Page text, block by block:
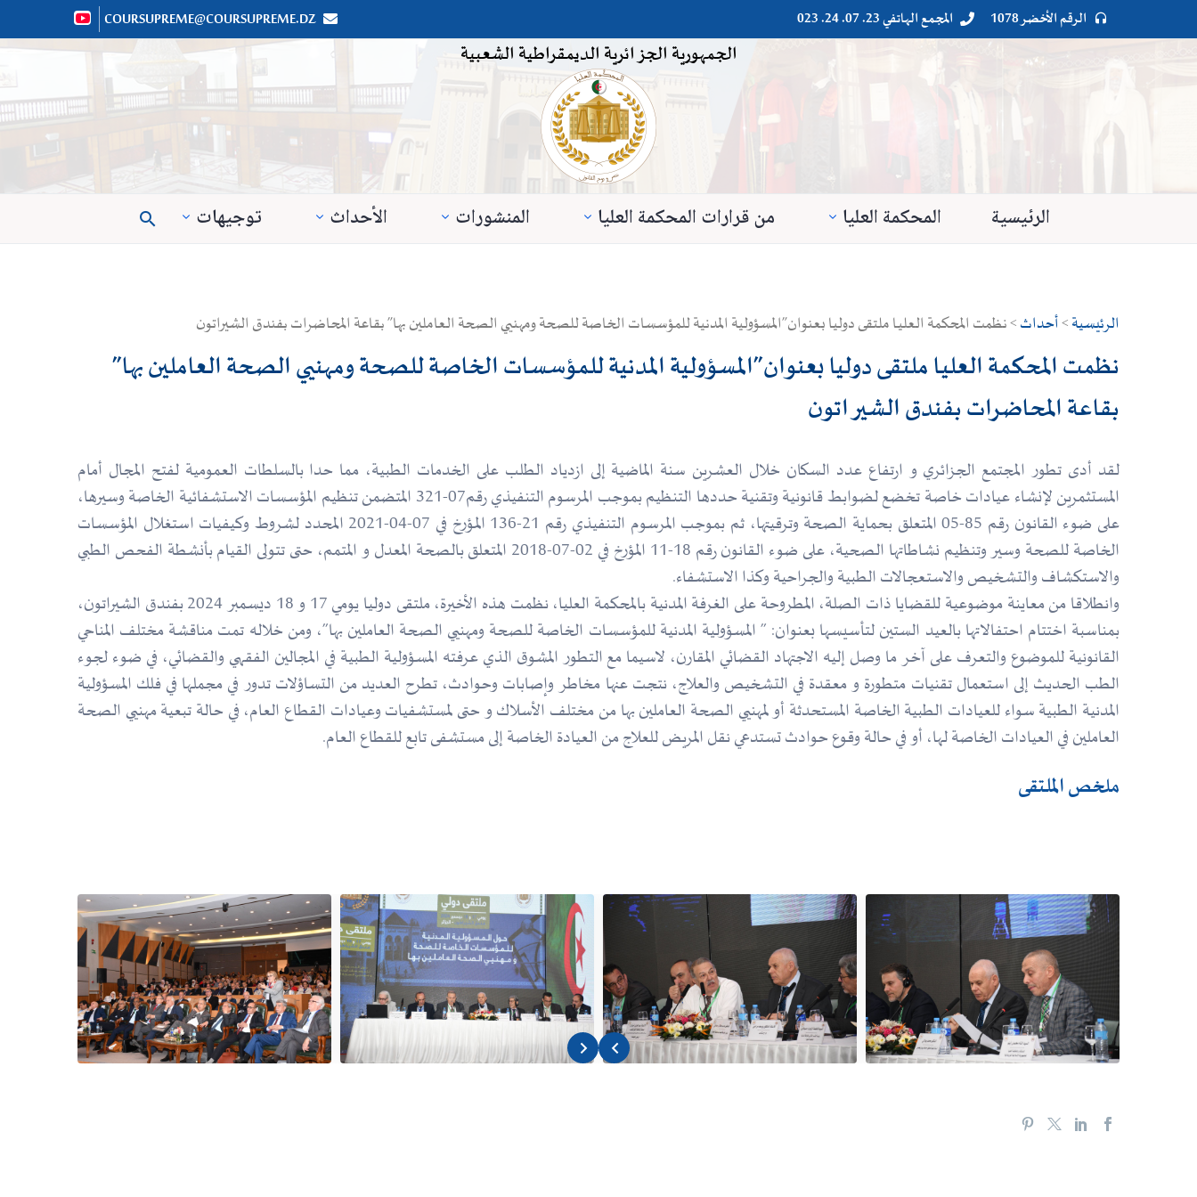

 الرقم الأخضر 1078 
 المجمع الهاتفي 23. 07. 24. 023 

COURSUPREME@COURSUPREME.DZ
الجمهورية الجزائرية الديمقراطية الشعبية
الرئيسية المحكمة العليا من قرارات المحكمة العليا المنشورات الأحداث توجيهات 
الرئيسية>أحداث> نظمت المحكمة العليـا ملتقى دوليا بعنوان”المسؤولية المدنية للمؤسسات الخاصة للصحة ومهنيي الصحة العاملين بها” بقاعة المحاضرات بفندق الشيراتون
نظمت المحكمة العليـا ملتقى دوليا بعنوان”المسؤولية المدنية للمؤسسات الخاصة للصحة ومهنيي الصحة العاملين بها”
بقاعة المحاضرات بفندق الشيراتون
لقد أدى تطور المجتمع الجزائري و ارتفاع عدد السكان خلال العشرين سنة الماضية إلى ازدياد الطلب على الخدمات الطبية، مما حدا بالسلطات العمومية لفتح المجال أمام
المستثمرين لإنشاء عيادات خاصة تخضع لضوابط قانونية وتقنية حددها التنظيم بموجب المرسوم التنفيذي رقم07-321 المتضمن تنظيم المؤسسات الاستشفائية الخاصة وسيرها،
على ضوء القانون رقم 85-05 المتعلق بحماية الصحة وترقيتها، ثم بموجب المرسوم التنفيذي رقم 21-136 المـؤرخ في 07-04-2021 المحدد لشروط وكيفيات استغلال المؤسسات
الخاصة للصحة وسير وتنظيم نشاطاتها الصحية، على ضوء القانون رقم 18-11 المؤرخ في 02-07-2018 المتعلق بالصحة المعدل و المتمم، حتى تتولى القيام بأنشطة الفحص الطبي
والاستكشاف والتشخيص والاستعجالات الطبية والجراحية وكذا الاستشفاء.
وانطلاقا من معاينة موضوعية للقضايا ذات الصلة، المطروحة على الغرفة المدنية بالمحكمة العليا، نظمت هذه الأخيرة، ملتقى دوليا يومي 17 و 18 ديسمبر 2024 بفندق الشيراتون،
بمناسبة اختتام احتفالاتها بالعيد الستين لتأسيسها بعنوان: ” المسؤولية المدنية للمؤسسات الخاصة للصحة ومهنيي الصحة العاملين بها”، ومن خلاله تمت مناقشة مختلف المناحي
القانونية للموضوع والتعرف على آخر ما وصل إليه الاجتهاد القضائي المقارن، لاسيما مع التطور المشوق الذي عرفته المسؤولية الطبية في المجالين الفقهي والقضائي، في ضوء لجوء
الطب الحديث إلى استعمال تقنيات متطورة و معقدة في التشخيص والعلاج، نتجت عنها مخاطر وإصابات وحوادث، تطرح العديد من التساؤلات تدور في مجملها في فلك المسؤولية
المدنية الطبية سواء للعيادات الطبية الخاصة المستحدثة أو لمهنيي الصحة العاملين بها من مختلف الأسلاك و حتى لمستشفيات وعيادات القطاع العام، في حالة تبعية مهنيي الصحة
العاملين في العيادات الخاصة لها، أو في حالة وقوع حوادث تستدعي نقل المريض للعلاج من العيادة الخاصة إلى مستشفى تابع للقطاع العام.
ملخص الملتقى